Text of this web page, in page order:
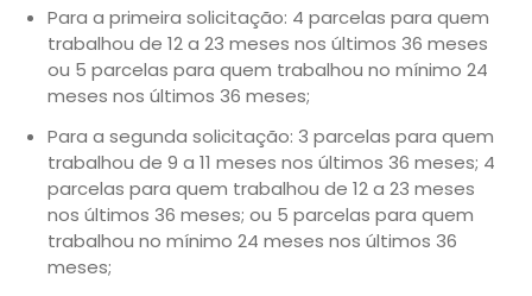
Para a primeira solicitação: 4 parcelas para quem
trabalhou de 12 a 23 meses nos últimos 36 meses
ou 5 parcelas para quem trabalhou no mínimo 24
meses nos últimos 36 meses;
Para a segunda solicitação: 3 parcelas para quem
trabalhou de 9 a 11 meses nos últimos 36 meses; 4
parcelas para quem trabalhou de 12 a 23 meses
nos últimos 36 meses; ou 5 parcelas para quem
trabalhou no mínimo 24 meses nos últimos 36
meses;